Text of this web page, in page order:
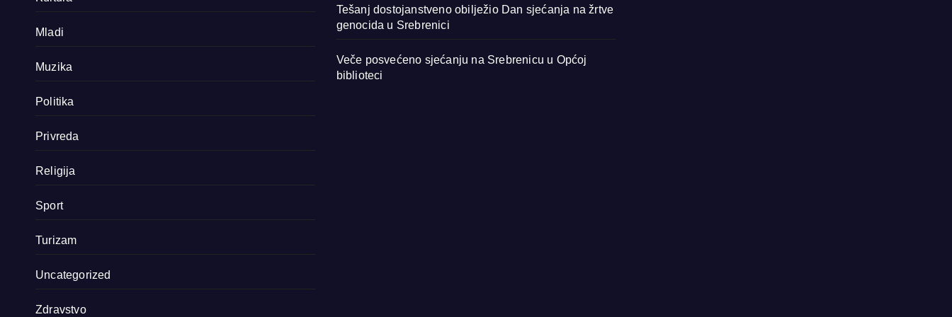
Mladi
Muzika
Politika
Privreda
Religija
Sport
Turizam
Uncategorized
Zdravstvo
Tešanj dostojanstveno obilježio Dan sjećanja na žrtve
genocida u Srebrenici
Veče posvećeno sjećanju na Srebrenicu u Općoj
biblioteci